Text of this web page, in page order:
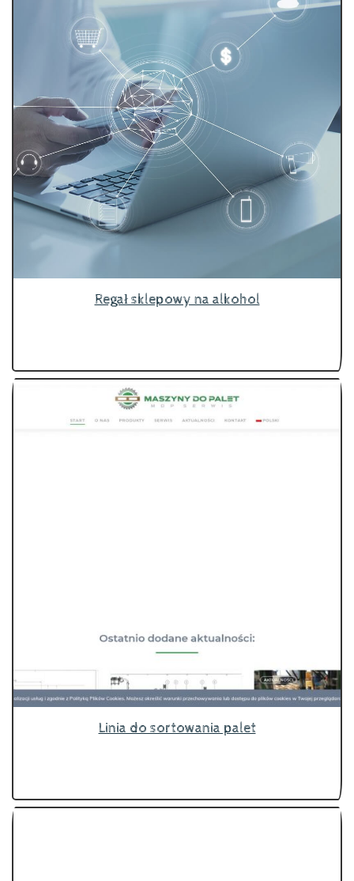
Regał sklepowy na alkohol
Linia do sortowania palet